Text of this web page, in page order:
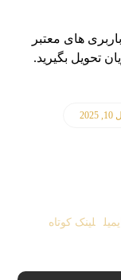
های معتبر
تحویل بگیرید.
لینک کوتاه